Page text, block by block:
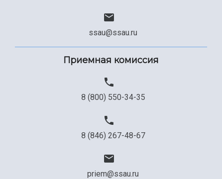
ssau@ssau.ru
Приемная комиссия
8 (800) 550-34-35
8 (846) 267-48-67
priem@ssau.ru